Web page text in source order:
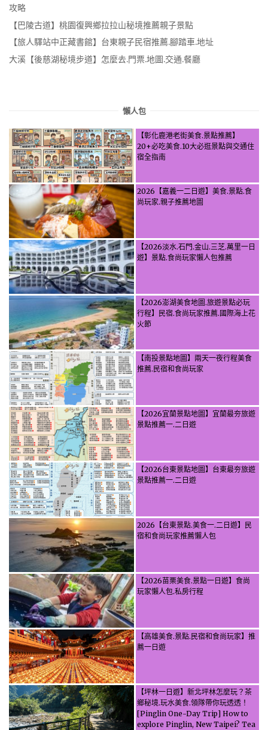
攻略
【巴陵古道】桃園復興鄉拉拉山秘境推薦親子景點
【旅人驛站中正藏書館】台東親子民宿推薦.腳踏車.地址
大溪【後慈湖秘境步道】怎麼去.門票.地圖.交通.餐廳
懶人包
【彰化鹿港老街美食.景點推薦】
20+必吃美食.10大必逛景點與交通住
宿全指南
2026【嘉義一二日遊】美食.景點.食
尚玩家.親子推薦地圖
【2026淡水.石門.金山.三芝.萬里一日
遊】景點.食尚玩家懶人包推薦
【2026澎湖美食地圖.旅遊景點必玩
行程】民宿.食尚玩家推薦.國際海上花
火節
【南投景點地圖】兩天一夜行程美食
推薦.民宿和食尚玩家
【2026宜蘭景點地圖】宜蘭最夯旅遊
景點推薦一.二日遊
【2026台東景點地圖】台東最夯旅遊
景點推薦一.二日遊
2026【台東景點.美食一.二日遊】民
宿和食尚玩家推薦懶人包
【2026苗栗美食.景點一日遊】食尚
玩家懶人包.私房行程
【高雄美食.景點.民宿和食尚玩家】推
薦一日遊
【坪林一日遊】新北坪林怎麼玩？茶
鄉秘境.玩水美食.領隊帶你玩透透！
[Pinglin One-Day Trip] How to
explore Pinglin, New Taipei? Tea